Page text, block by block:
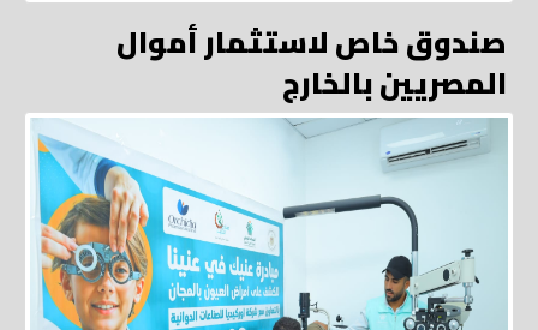
صندوق خاص لاستثمار أموال
المصريين بالخارج